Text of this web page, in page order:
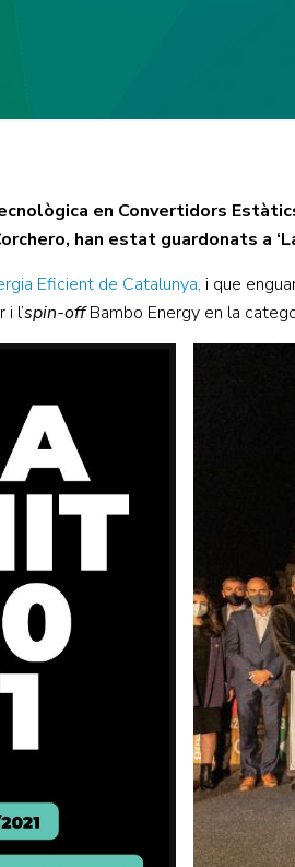
en Convertidors
han estat guardonats a
Eficient de Catalunya, i que
l’spin-offBambo Energy en la